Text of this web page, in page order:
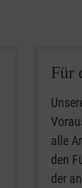
Für
alle
den
der